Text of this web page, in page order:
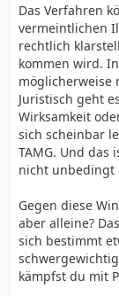
Das Verfahren
vermeintlichen
rechtlich
kommen wird.
möglicherweise
Juristisch geht
Wirksamkeit
sich scheinbar
TAMG. Und das
nicht unbedingt
Gegen diese
aber alleine?
sich bestimmt
kämpfst du mit